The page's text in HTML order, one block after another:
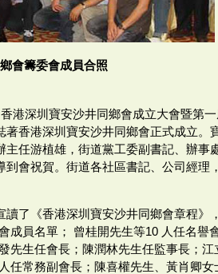
會籌委會成員合照
港深圳寶安沙井同鄉會成立大會暨第
香港深圳寶安沙井同鄉會正式成立。
任游植雄，街道黨工委副書記、辦事
會祝賀。街道各社區書記、公司經理
了《香港深圳寶安沙井同鄉會章程》
成員名單； 曾桂開先生等10 人任名譽
先生任會長；陳潤林先生任監事長；江
任常務副會長；陳喜權先生、黃肖卿女